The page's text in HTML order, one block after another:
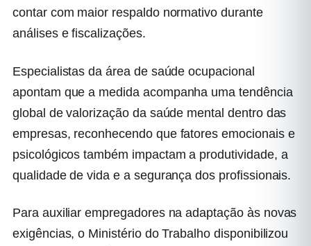
contar com maior respaldo normativo durante
análises e fiscalizações.
Especialistas da área de saúde ocupacional
apontam que a medida acompanha uma tendência
global de valorização da saúde mental dentro das
empresas, reconhecendo que fatores emocionais e
psicológicos também impactam a produtividade, a
qualidade de vida e a segurança dos profissionais.
Para auxiliar empregadores na adaptação às novas
exigências, o Ministério do Trabalho disponibilizou